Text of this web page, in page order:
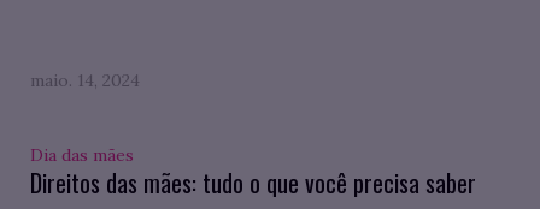
maio. 14, 2024
Dia das mães
Direitos das mães: tudo o que você precisa saber